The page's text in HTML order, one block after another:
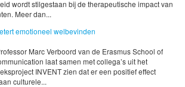
wordt stilgestaan bij de therapeutische impact van
Meer dan...
emotioneel welbevinden
Marc Verboord van de Erasmus School of
laat samen met collega’s uit het
INVENT zien dat er een positief effect
culturele...